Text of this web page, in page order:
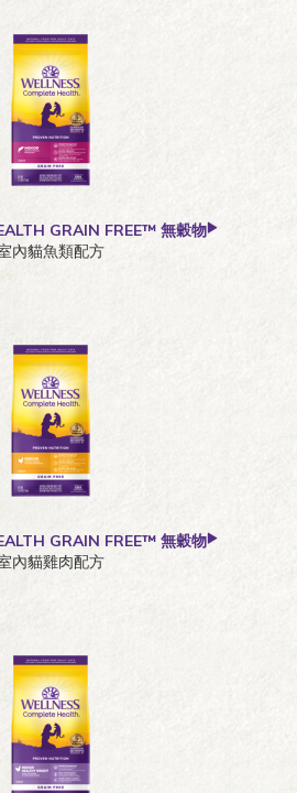
GRAIN FREE™ 無穀物
內貓魚類配方
GRAIN FREE™ 無穀物
內貓雞肉配方